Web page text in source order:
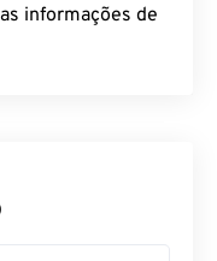
informações de